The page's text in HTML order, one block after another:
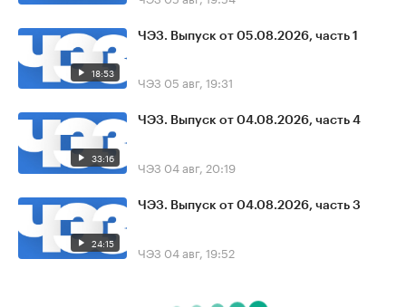
18:53
ЧЭЗ. Выпуск от 05.08.2026, часть 1
ЧЭЗ 05 авг, 19:31
33:16
ЧЭЗ. Выпуск от 04.08.2026, часть 4
ЧЭЗ 04 авг, 20:19
24:15
ЧЭЗ. Выпуск от 04.08.2026, часть 3
ЧЭЗ 04 авг, 19:52